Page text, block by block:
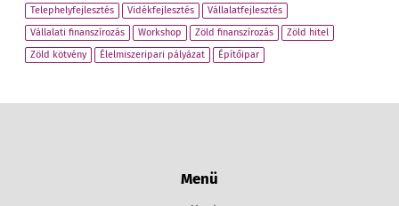
Telephelyfejlesztés
Vidékfejlesztés
Vállalatfejlesztés
Vállalati finanszírozás
Workshop Zöld finanszírozás
Zöld hitel
Zöld kötvény
Élelmiszeripari pályázat Építőipar
Menü